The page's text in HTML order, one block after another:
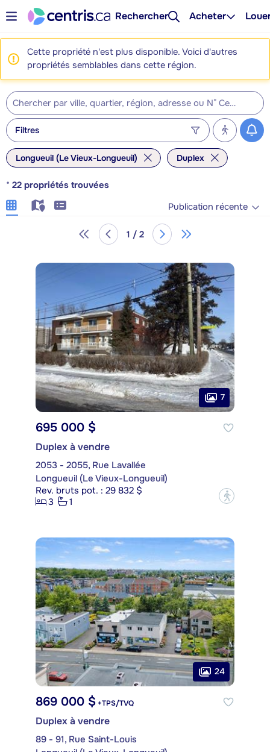
Rechercher Acheter
Cette propriété n'est plus disponible. Voici d'autres
propriétés semblables dans cette région.
Filtres
Longueuil (Le Vieux-Longueuil) Duplex
* 22 propriétés trouvées
Publication récente
1 / 2
7
695 000 $
Duplex à vendre
2053 - 2055, Rue Lavallée
Longueuil (Le Vieux-Longueuil)
Rev. bruts pot. : 29 832 $
3
1 ?
24
869 000 $ +TPS/TVQ
Duplex à vendre
89 - 91, Rue Saint-Louis